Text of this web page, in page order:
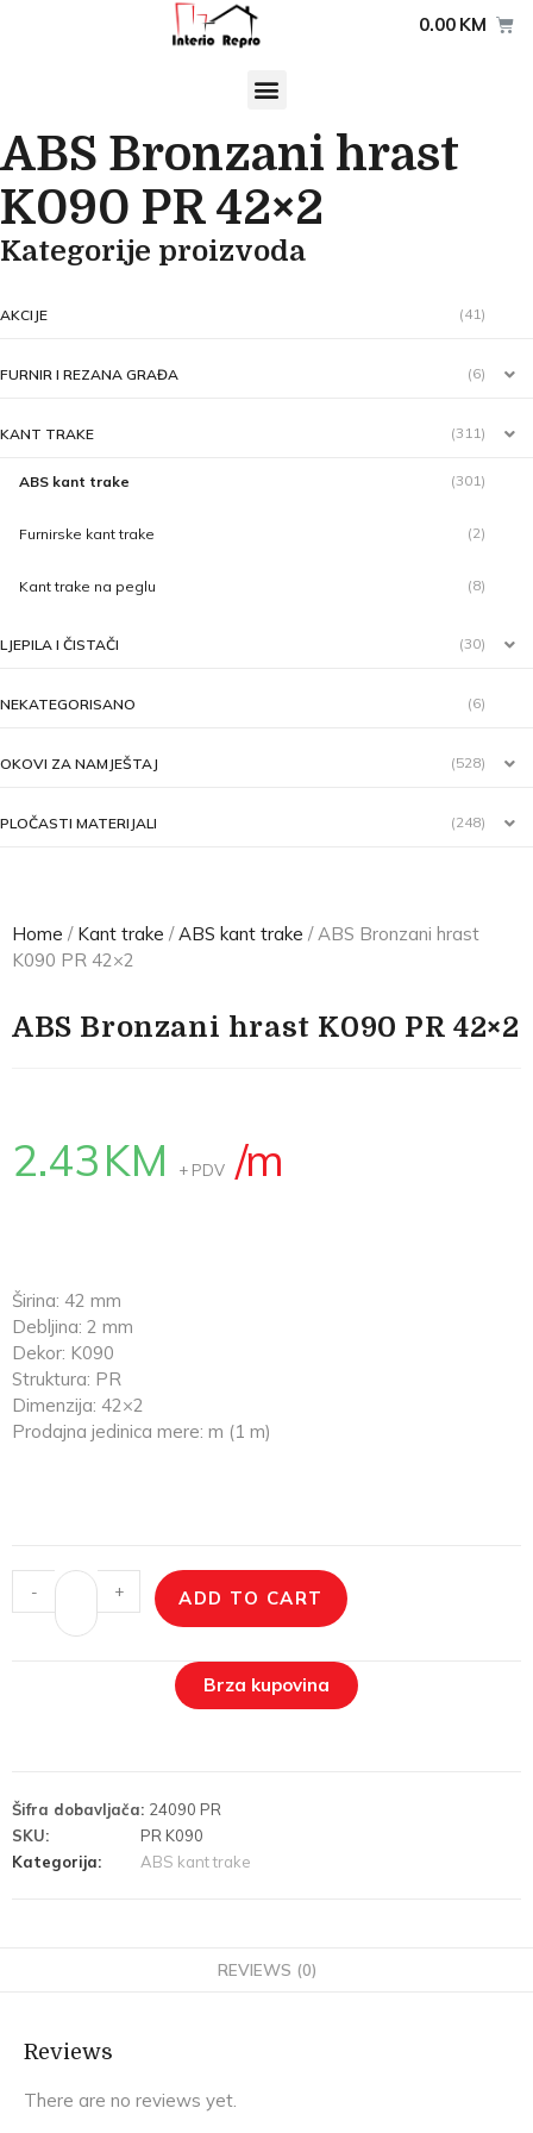
0.00 KM
ABS Bronzani hrast
K090 PR 42×2
Kategorije proizvoda
AKCIJE (41)
FURNIR I REZANA GRAĐA (6)
KANT TRAKE (311)
ABS kant trake (301)
Furnirske kant trake (2)
Kant trake na peglu (8)
LJEPILA I ČISTAČI (30)
NEKATEGORISANO (6)
OKOVI ZA NAMJEŠTAJ (528)
PLOČASTI MATERIJALI (248)
Home / Kant trake /ABS kant trake / ABS Bronzani hrast
K090 PR 42×2
ABS Bronzani hrast K090 PR 42×2
2.43KM + PDV /m
Širina: 42 mm
Debljina: 2 mm
Dekor: K090
Struktura: PR
Dimenzija: 42×2
Prodajna jedinica mere: m (1 m)
- + ADD TO CART
Brza kupovina
Šifra dobavljača: 24090 PR
SKU:
PR K090
Kategorija:
ABS kant trake
REVIEWS (0)
Reviews
There are no reviews yet.